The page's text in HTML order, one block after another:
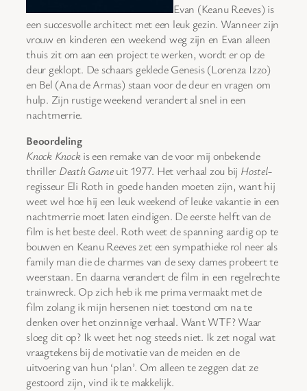
Evan (Keanu Reeves) is
een succesvolle architect met een leuk gezin. Wanneer zijn
vrouw en kinderen een weekend weg zijn en Evan alleen
thuis zit om aan een project te werken, wordt er op de
deur geklopt. De schaars geklede Genesis (Lorenza Izzo)
en Bel (Ana de Armas) staan voor de deur en vragen om
hulp. Zijn rustige weekend verandert al snel in een
nachtmerrie.
Beoordeling
Knock Knockis een remake van de voor mij onbekende
thriller Death Gameuit 1977. Het verhaal zou bij Hostel-
regisseur Eli Roth in goede handen moeten zijn, want hij
weet wel hoe hij een leuk weekend of leuke vakantie in een
nachtmerrie moet laten eindigen. De eerste helft van de
film is het beste deel. Roth weet de spanning aardig op te
bouwen en Keanu Reeves zet een sympathieke rol neer als
family man die de charmes van de sexy dames probeert te
weerstaan. En daarna verandert de film in een regelrechte
trainwreck. Op zich heb ik me prima vermaakt met de
film zolang ik mijn hersenen niet toestond om na te
denken over het onzinnige verhaal. Want WTF? Waar
sloeg dit op? Ik weet het nog steeds niet. Ik zet nogal wat
vraagtekens bij de motivatie van de meiden en de
uitvoering van hun ‘plan’. Om alleen te zeggen dat ze
gestoord zijn, vind ik te makkelijk.